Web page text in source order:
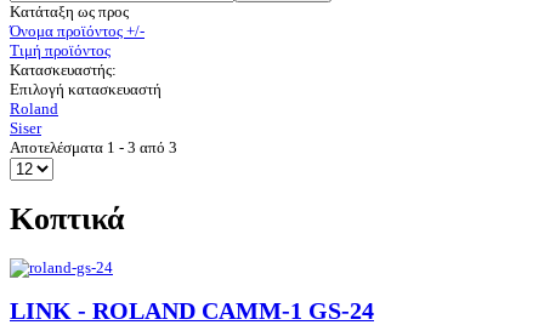
Κατάταξη ως προς
Όνομα προϊόντος +/-
Τιμή προϊόντος
Κατασκευαστής:
Επιλογή κατασκευαστή
Roland
Siser
Αποτελέσματα 1 - 3 από 3
Κοπτικά
LINK - ROLAND CAMM-1 GS-24